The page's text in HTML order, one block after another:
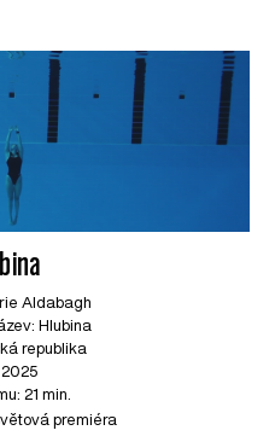
Aldabagh
Hlubina
republika
21 min.
premiéra